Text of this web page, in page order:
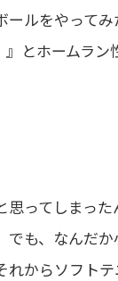
ルをやって
とホームラ
思ってしまっ
でも、なんだ
からソフト